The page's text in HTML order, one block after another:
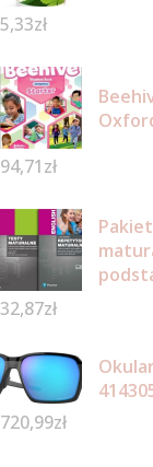
5,33zł
94,71zł
32,87zł
720,99zł